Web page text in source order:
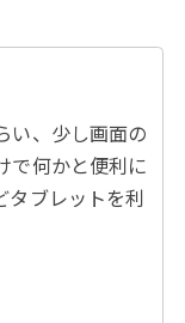
い、少し画面の
で何かと便利に
タブレットを利